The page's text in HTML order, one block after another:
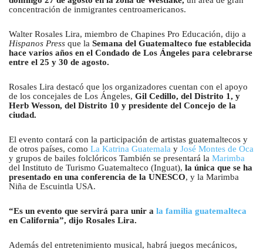
concentración de inmigrantes centroamericanos.
Walter Rosales Lira, miembro de Chapines Pro Educación, dijo a
Hispanos Press que la Semana del Guatemalteco fue establecida
hace varios años en el Condado de Los Ángeles para celebrarse
entre el 25 y 30 de agosto.
Rosales Lira destacó que los organizadores cuentan con el apoyo
de los concejales de Los Ángeles, Gil Cedillo, del Distrito 1, y
Herb Wesson, del Distrito 10 y presidente del Concejo de la
ciudad.
El evento contará con la participación de artistas guatemaltecos y
de otros países, como La Katrina Guatemala y José Montes de Oca
y grupos de bailes folclóricos También se presentará la Marimba
del Instituto de Turismo Guatemalteco (Inguat), la única que se ha
presentado en una conferencia de la UNESCO, y la Marimba
Niña de Escuintla USA.
“Es un evento que servirá para unir a la familia guatemalteca
en California”, dijo Rosales Lira.
Además del entretenimiento musical, habrá juegos mecánicos,